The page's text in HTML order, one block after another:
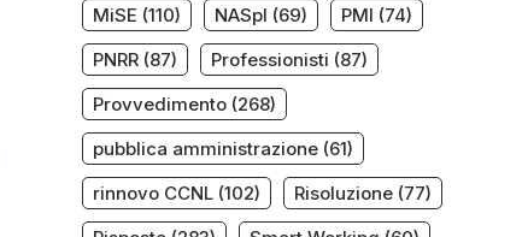
MiSE (110) NASpI (69) PMI (74)
PNRR(87) Professionisti (87)
Provvedimento(268)
pubblica amministrazione(61)
rinnovo CCNL(102) Risoluzione(77)